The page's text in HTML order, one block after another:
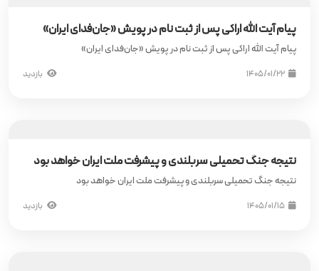
پیام آیت‌ الله اراکی پس از ثبت نام در پویش «جان‌فدای ایران»
پیام آیت‌ الله اراکی پس از ثبت نام در پویش «جان‌فدای ایران»
۱۴۰۵/۰۱/۲۲ بازدید
نتیجه جنگ تحمیلی سربلندی و پیشرفت ملت ایران خواهد بود
نتیجه جنگ تحمیلی سربلندی و پیشرفت ملت ایران خواهد بود
۱۴۰۵/۰۱/۱۵ بازدید